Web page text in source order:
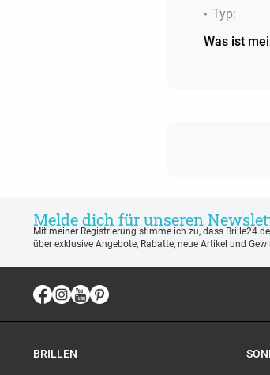
Typ:
Was ist
Melde dich für unseren
Mit meiner Registrierung stimme ich zu, dass
über exklusive Angebote, Rabatte, neue Artikel und
BRILLEN